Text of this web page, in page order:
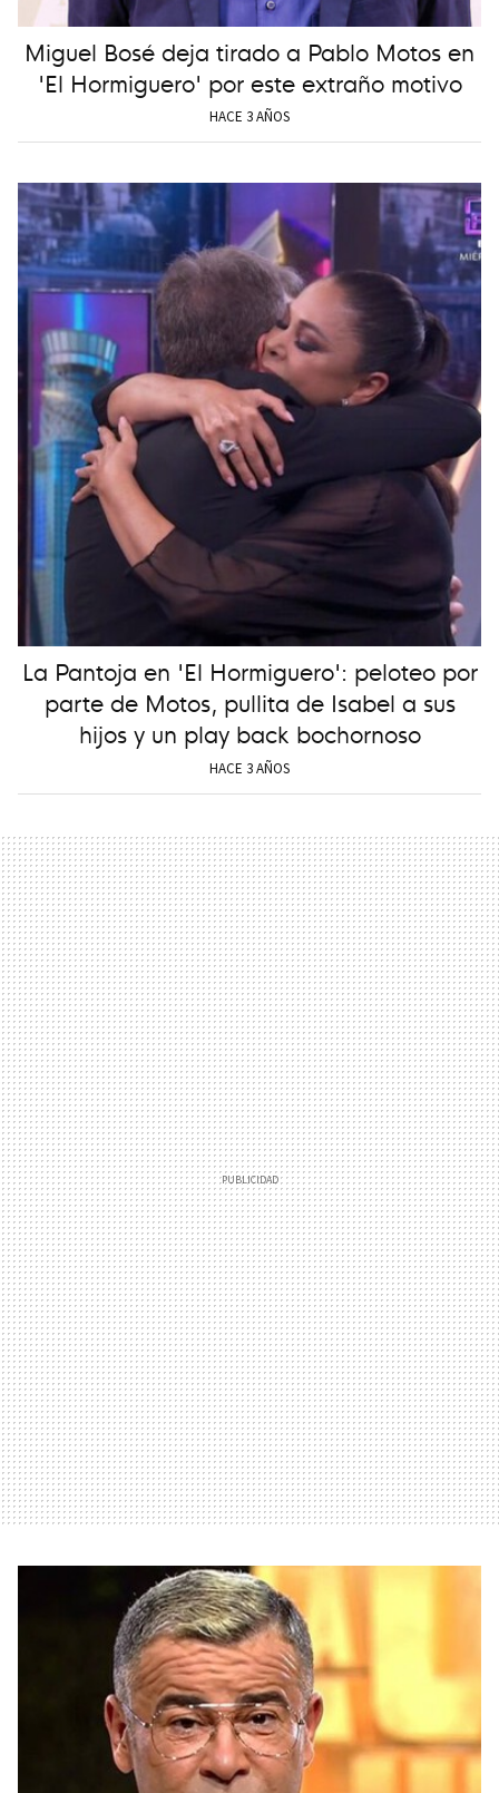
Miguel Bosé deja tirado a Pablo Motos en
'El Hormiguero' por este extraño motivo
HACE 3 AÑOS
La Pantoja en 'El Hormiguero': peloteo por
parte de Motos, pullita de Isabel a sus
hijos y un play back bochornoso
HACE 3 AÑOS